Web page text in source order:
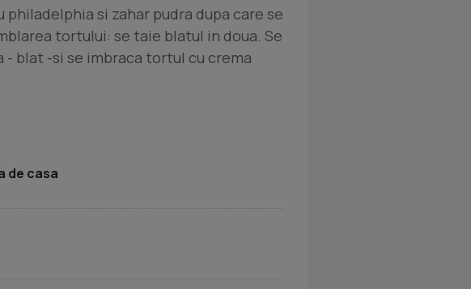
si zahar pudra dupa care se
tortului: se taie blatul in doua. Se
blat -si se imbraca tortul cu crema
de casa